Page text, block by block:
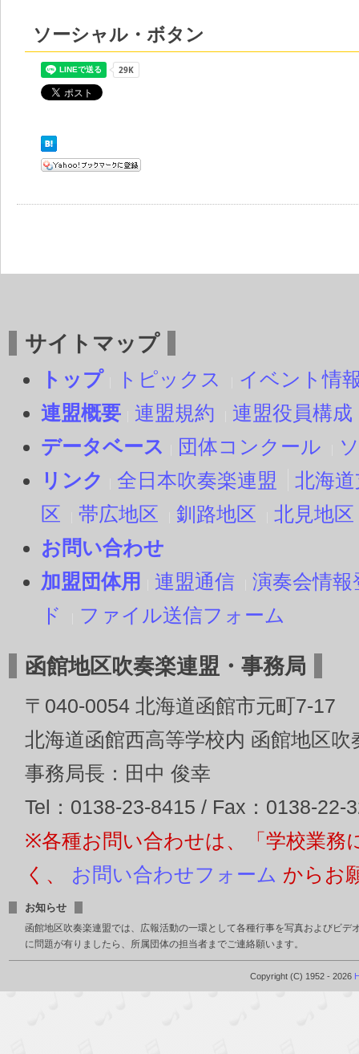
ソーシャル・ボタン
サイトマップ
トップ トピックス
イベント情
連盟概要
連盟規約
連盟役員構成
データベース
団体コンクール
リンク
全日本吹奏楽連盟
北海
区
帯広地区 釧路地区
北見地区
お問い合わせ
加盟団体用
連盟通信
演奏会情報
ド
ファイル送信フォーム
函館地区吹奏楽連盟・事務局
〒040-0054 北海道函館市元町7-17
北海道函館西高等学校内 函館地区吹
事務局長：田中 俊幸
Tel：0138-23-8415 / Fax：0138-22-
※各種お問い合わせは、「学校業務
く、
お問い合わせフォーム からお
お知らせ
函館地区吹奏楽連盟では、広報活動の一環として各種行事を写真およびビ
に問題が有りましたら、所属団体の担当者までご連絡願います。
Copyright (C) 1952 - 2026